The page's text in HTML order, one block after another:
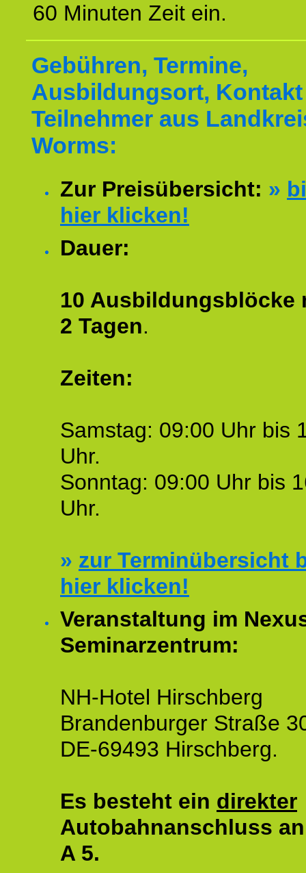
60 Minuten Zeit ein.
Gebühren, Termine,
Ausbildungsort,
Teilnehmer aus
Worms:
Zur Preisübersicht: »
hier klicken!
Dauer:
10 Ausbildungsblöcke
2 Tagen.
Zeiten:
Samstag: 09:00 Uhr bis
Uhr.
Sonntag: 09:00 Uhr bis
Uhr.
» zur Terminübersicht
hier klicken!
Veranstaltung im
Seminarzentrum:
NH-Hotel Hirschberg
Brandenburger Straße
DE-69493 Hirschberg.
Es besteht ein direkter
Autobahnanschluss
A 5.